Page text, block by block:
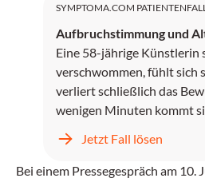
SYMPTOMA.COM
Aufbruchstimmung und
Eine 58-jährige Künstlerin
verschwommen, fühlt sich
verliert schließlich das
wenigen Minuten kommt
und erinnert sich an ihre
Katze sowie die vor Jahren
Mutter - nur um kurz
Jetzt Fall lösen
Bei einem Pressegespräch am